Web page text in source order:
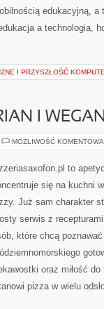
edukacyjną, a
a technologia,
I PRZYSZŁOŚĆ
I
MOŻLIWOŚĆ
to
się na kuchni
Już sam charakter
serwis z
które chcą
oraz miłość
pizza w wielu